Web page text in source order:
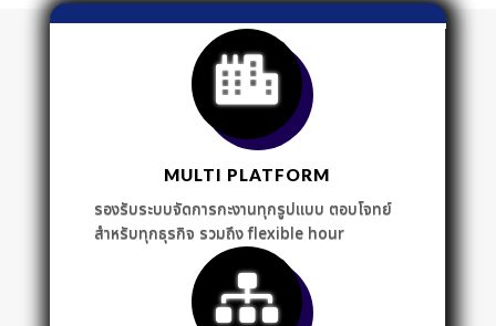
MULTI PLATFORM
รองรับระบบจัดการกะงานทุกรูปแบบ ตอบโจทย์
สำหรับทุกธุรกิจ รวมถึง flexible hour